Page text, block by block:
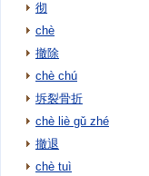
彻
chè
撤除
chè chú
坼裂骨折
chè liè gǔ zhé
撤退
chè tuì